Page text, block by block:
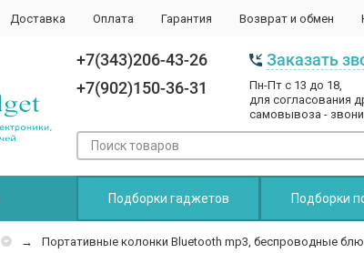
Доставка Оплата Гарантия Возврат и обмен
+7(343)206-43-26
+7(902)150-36-31
Заказать
Пн-Пт с 13 до 18,
для согласования
самовывоза -
Подборки гаджетов Подборки
Портативные колонки Bluetooth mp3, беспроводные